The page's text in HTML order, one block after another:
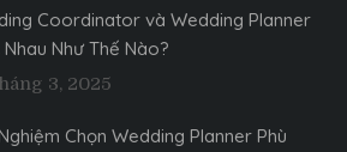
Coordinator và Wedding Planner
Nhau Như Thế Nào?
3, 2025
Chọn Wedding Planner Phù